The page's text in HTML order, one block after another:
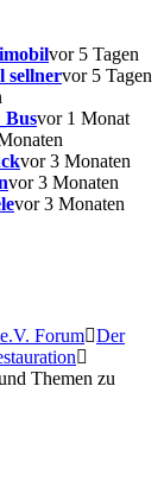
vor 5 Tagen
sellnervor 5 Tagen
vor 1 Monat
vor 3 Monaten
vor 3 Monaten
vor 3 Monaten
Forum Der
Themen zu